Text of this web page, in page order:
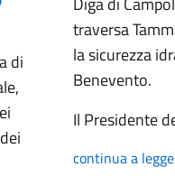
di
traversa
la sicurezza
Benevento.
Il Presidente
continua a